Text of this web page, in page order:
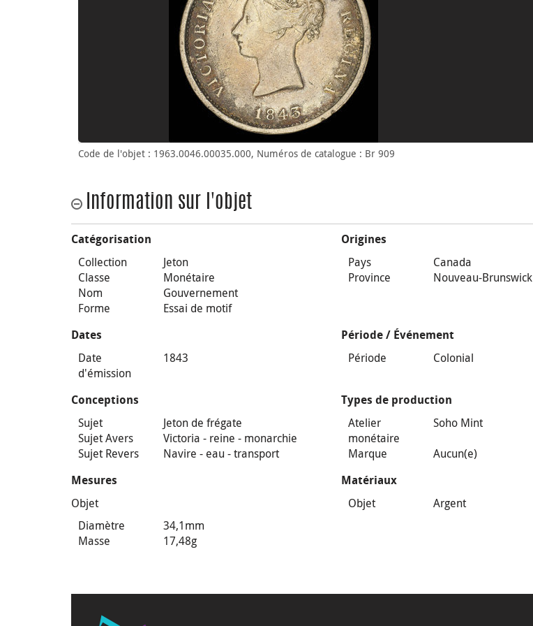
Code de l'objet : 1963.0046.00035.000, Numéros de catalogue : Br 909
Information sur l'objet
Catégorisation
Collection
Jeton
Classe
Monétaire
Nom
Gouvernement
Forme
Essai de motif
Origines
Pays
Canada
Province
Nouveau-Brunswick
Dates
Date
d'émission
1843
Période / Événement
Période Colonial
Conceptions
Sujet
Jeton de frégate
Sujet Avers
Victoria - reine - monarchie
Sujet Revers
Navire - eau - transport
Types de production
Atelier
monétaire
Soho Mint
Marque
Aucun(e)
Mesures
Objet
Diamètre
34,1mm
Masse
17,48g
Matériaux
Objet Argent